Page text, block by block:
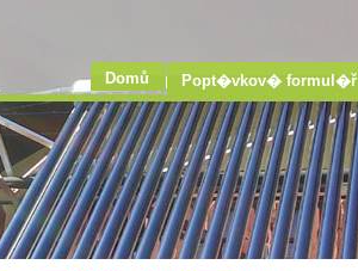
Domů Popt�vkov� formul�ř